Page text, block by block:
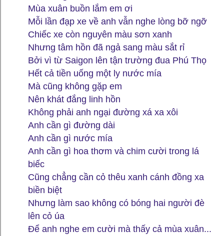
Mùa xuân buồn lắm em ơi
Mỗi lần đạp xe về anh vẫn nghe lòng bỡ ngỡ
Chiếc xe còn nguyên màu sơn xanh
Nhưng tâm hồn đã ngả sang màu sắt rỉ
Bởi vì từ Saigon lên tận trường đua Phú Thọ
Hết cả tiền uống một ly nước mía
Mà cũng không gặp em
Nên khát đắng linh hồn
Không phải anh ngại đường xá xa xôi
Anh cần gì đường dài
Anh cần gì nước mía
Anh cần gì hoa thơm và chim cười trong lá
biếc
Cũng chẳng cần cỏ thêu xanh cánh đồng xa
biền biệt
Nhưng làm sao không có bóng hai người đè
lên cỏ úa
Để anh nghe em cười mà thấy cả mùa xuân...